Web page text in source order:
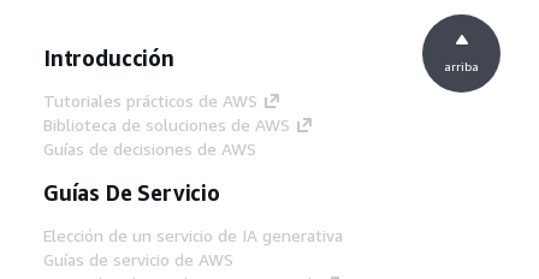
Introducción
Tutoriales prácticos de AWS
Biblioteca de soluciones de AWS
Guías de decisiones de AWS
Guías De Servicio
Elección de un servicio de IA generativa
Guías de servicio de AWS
arriba